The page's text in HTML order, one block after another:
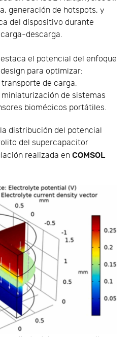
generación de hotspots, y
del dispositivo durante
descarga.
el potencial del enfoque
para optimizar:
de carga,
de sistemas
biomédicos portátiles.
distribución del potencial
del supercapacitor
realizada en COMSOL